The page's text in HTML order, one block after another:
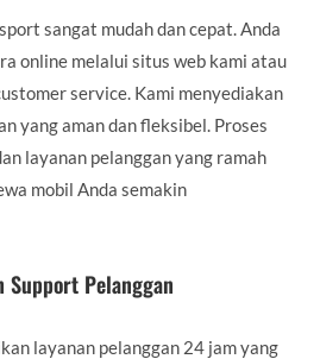
sangat mudah dan cepat. Anda
online melalui situs web kami atau
service. Kami menyediakan
yang aman dan fleksibel. Proses
layanan pelanggan yang ramah
mobil Anda semakin
Support Pelanggan
layanan pelanggan 24 jam yang